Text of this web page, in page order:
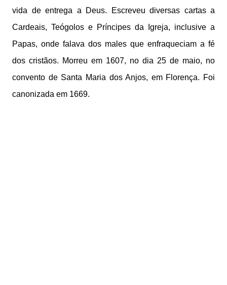
vida de entrega a Deus. Escreveu diversas cartas a
Cardeais, Teógolos e Príncipes da Igreja, inclusive a
Papas, onde falava dos males que enfraqueciam a fé
dos cristãos. Morreu em 1607, no dia 25 de maio, no
convento de Santa Maria dos Anjos, em Florença. Foi
canonizada em 1669.